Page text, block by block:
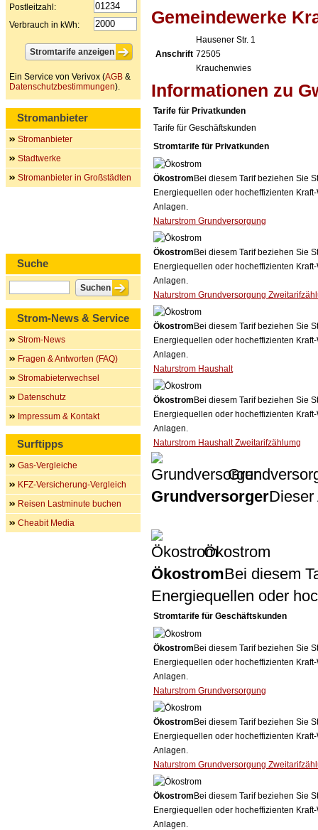
Gemeindewerke
Anschrift
Hausener Str. 1
72505
Krauchenwies
Informationen zu
Tarife für Privatkunden
Tarife für Geschäftskunden
Stromtarife für Privatkunden
Ökostrom Bei diesem Tarif beziehen Sie
Energiequellen oder hocheffizienten
Anlagen.
Naturstrom Grundversorgung
Ökostrom Bei diesem Tarif beziehen Sie
Energiequellen oder hocheffizienten
Anlagen.
Naturstrom Grundversorgung
Ökostrom Bei diesem Tarif beziehen Sie
Energiequellen oder hocheffizienten
Anlagen.
Naturstrom Haushalt
Ökostrom Bei diesem Tarif beziehen Sie
Energiequellen oder hocheffizienten
Anlagen.
Naturstrom Haushalt Zweitarifzählumg
GrundversorgerDieser
Ökostrom
ÖkostromBei diesem
Energiequellen oder
Stromtarife für Geschäftskunden
Ökostrom Bei diesem Tarif beziehen Sie
Energiequellen oder hocheffizienten
Anlagen.
Naturstrom Grundversorgung
Ökostrom Bei diesem Tarif beziehen Sie
Energiequellen oder hocheffizienten
Anlagen.
Naturstrom Grundversorgung
Ökostrom Bei diesem Tarif beziehen Sie
Energiequellen oder hocheffizienten
Anlagen.
Postleitzahl:
Verbrauch in kWh:
Ein Service von Verivox (AGB &
Datenschutzbestimmungen).
Stromanbieter
Stromanbieter
Stadtwerke
Stromanbieter in Großstädten
Suche
Strom-News & Service
Strom-News
Fragen & Antworten (FAQ)
Stromabieterwechsel
Datenschutz
Impressum & Kontakt
Surftipps
Gas-Vergleiche
KFZ-Versicherung-Vergleich
Reisen Lastminute buchen
Cheabit Media